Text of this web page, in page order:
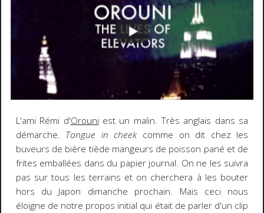
L'ami Rémi d'Orouniest un malin. Très anglais dans sa
démarche. Tongue in cheekcomme on dit chez les
buveurs de bière tiède mangeurs de poisson pané et de
frites emballées dans du papier journal. On ne les suivra
pas sur tous les terrains et on cherchera à les bouter
hors du Japon dimanche prochain. Mais ceci nous
éloigne de notre propos initial qui était de parler d'un clip